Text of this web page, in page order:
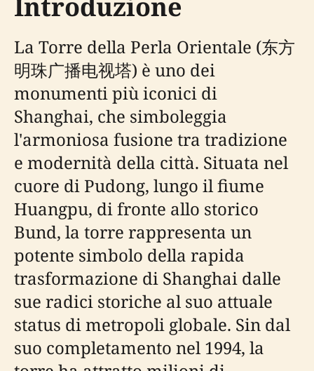
La Torre della Perla Orientale (东方
明珠广播电视塔) è uno dei
monumenti più iconici di
Shanghai, che simboleggia
l'armoniosa fusione tra tradizione
e modernità della città. Situata nel
cuore di Pudong, lungo il fiume
Huangpu, di fronte allo storico
Bund, la torre rappresenta un
potente simbolo della rapida
trasformazione di Shanghai dalle
sue radici storiche al suo attuale
status di metropoli globale. Sin dal
suo completamento nel 1994, la